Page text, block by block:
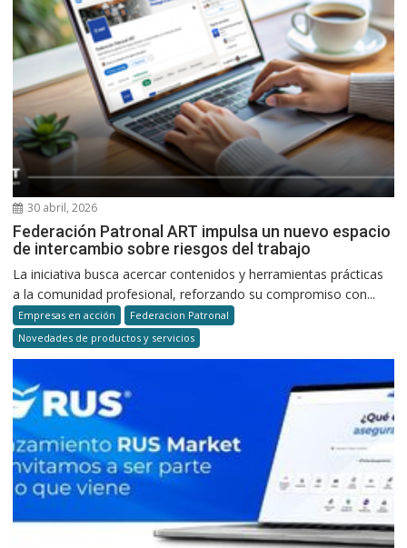
30 abril, 2026
Federación Patronal ART impulsa un nuevo espacio
de intercambio sobre riesgos del trabajo
La iniciativa busca acercar contenidos y herramientas prácticas
a la comunidad profesional, reforzando su compromiso con...
Empresas en acción
Federacion Patronal
Novedades de productos y servicios